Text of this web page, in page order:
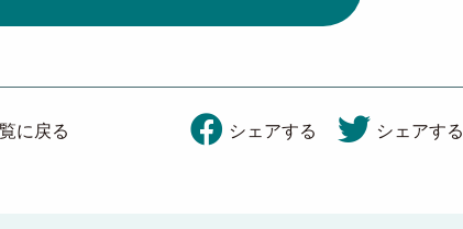
に戻る シェアする シェアする